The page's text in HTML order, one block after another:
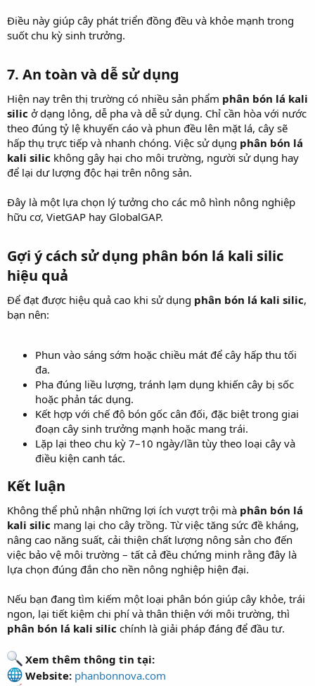
Điều này giúp cây phát triển đồng đều và khỏe mạnh trong
suốt chu kỳ sinh trưởng.
7. An toàn và dễ sử dụng
Hiện nay trên thị trường có nhiều sản phẩm phân bón lá kali
silic ở dạng lỏng, dễ pha và dễ sử dụng. Chỉ cần hòa với nước
theo đúng tỷ lệ khuyến cáo và phun đều lên mặt lá, cây sẽ
hấp thụ trực tiếp và nhanh chóng. Việc sử dụng phân bón lá
kali silic không gây hại cho môi trường, người sử dụng hay
để lại dư lượng độc hại trên nông sản.
Đây là một lựa chọn lý tưởng cho các mô hình nông nghiệp
hữu cơ, VietGAP hay GlobalGAP.
Gợi ý cách sử dụng phân bón lá kali silic
hiệu quả​
Để đạt được hiệu quả cao khi sử dụng phân bón lá kali silic,
bạn nên:
Phun vào sáng sớm hoặc chiều mát để cây hấp thu tối
đa.
Pha đúng liều lượng, tránh lạm dụng khiến cây bị sốc
hoặc phản tác dụng.
Kết hợp với chế độ bón gốc cân đối, đặc biệt trong giai
đoạn cây sinh trưởng mạnh hoặc mang trái.
Lặp lại theo chu kỳ 7–10 ngày/lần tùy theo loại cây và
điều kiện canh tác.
Kết luận​
Không thể phủ nhận những lợi ích vượt trội mà phân bón lá
kali silic mang lại cho cây trồng. Từ việc tăng sức đề kháng,
nâng cao năng suất, cải thiện chất lượng nông sản cho đến
việc bảo vệ môi trường – tất cả đều chứng minh rằng đây là
lựa chọn đúng đắn cho nền nông nghiệp hiện đại.
Nếu bạn đang tìm kiếm một loại phân bón giúp cây khỏe, trái
ngon, lại tiết kiệm chi phí và thân thiện với môi trường, thì
phân bón lá kali silic chính là giải pháp đáng để đầu tư.
Xem thêm thông tin tại:
Website: phanbonnova.com